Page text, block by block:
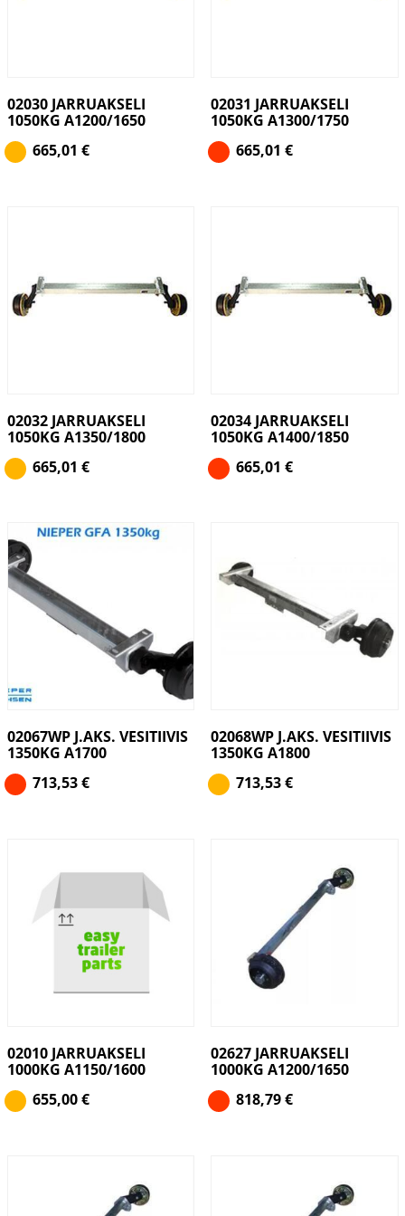
02030 JARRUAKSELI
1050KG A1200/1650
665,01 €
02031 JARRUAKSELI
1050KG A1300/1750
665,01 €
02032 JARRUAKSELI
1050KG A1350/1800
665,01 €
02034 JARRUAKSELI
1050KG A1400/1850
665,01 €
02067WP J.AKS. VESITIIVIS
1350KG A1700
713,53€
02068WP J.AKS. VESITIIVIS
1350KG A1800
713,53€
02010 JARRUAKSELI
1000KG A1150/1600
655,00€
02627 JARRUAKSELI
1000KG A1200/1650
818,79€